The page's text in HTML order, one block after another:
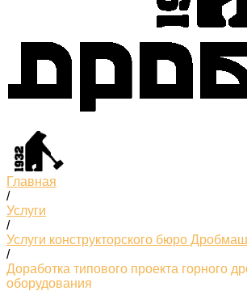
Главная
/
Услуги
/
Услуги конструкторского бюро Дробмаш
/
Доработка типового проекта горного
оборудования